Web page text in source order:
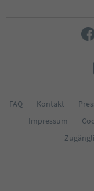
FAQ Kontakt
Impressum